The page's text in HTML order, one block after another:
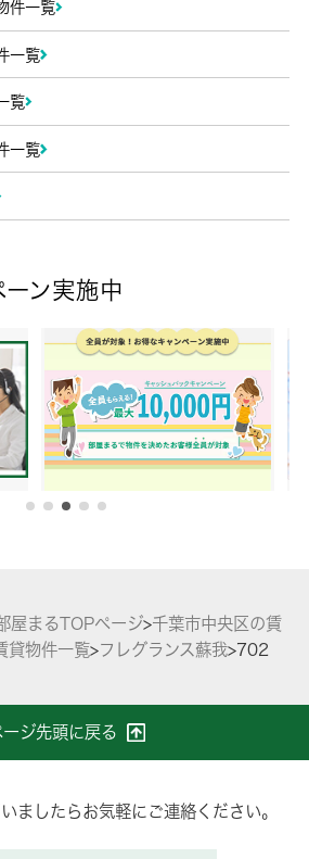
件一覧
一覧
覧
一覧
ン実施中
まるTOPページ>千葉市中央区の賃
貸物件一覧>フレグランス蘇我>702
ージ先頭に戻る
ましたらお気軽にご連絡ください。